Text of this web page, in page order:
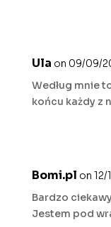
Ula on 09/09/
Według mnie
końcu każdy z
Bomi.pl on 12/
Bardzo
Jestem pod